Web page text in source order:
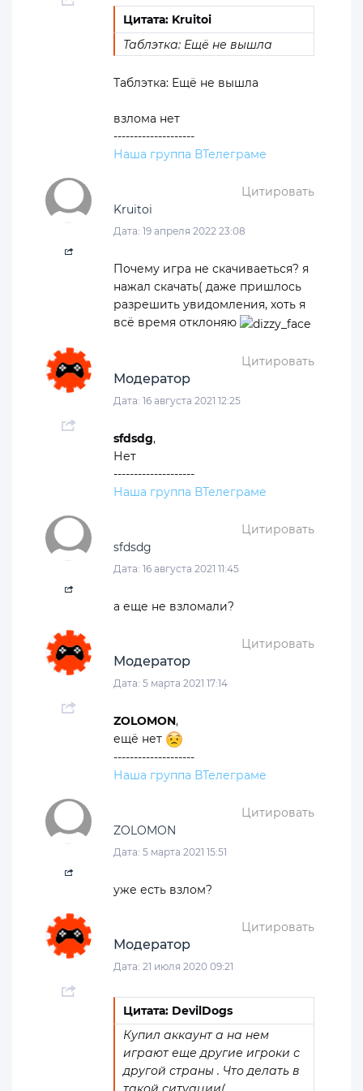
Цитата: Kruitoi
Таблэтка: Ещё не вышла
Таблэтка: Ещё не вышла
взлома нет
--------------------
Наша группа ВТелеграме
Цитировать
Kruitoi
Дата: 19 апреля 2022 23:08
Почему игра не скачиваеться? я
нажал скачать( даже пришлось
разрешить увидомления, хоть я
всё время отклоняю
Цитировать
Модератор
Дата: 16 августа 2021 12:25
sfdsdg,
Нет
--------------------
Наша группа ВТелеграме
Цитировать
sfdsdg
Дата: 16 августа 2021 11:45
а еще не взломали?
Цитировать
Модератор
Дата: 5 марта 2021 17:14
ZOLOMON,
ещё нет
--------------------
Наша группа ВТелеграме
Цитировать
ZOLOMON
Дата: 5 марта 2021 15:51
уже есть взлом?
Цитировать
Модератор
Дата: 21 июля 2020 09:21
Цитата: DevilDogs
Купил аккаунт а на нем
играют еще другие игроки с
другой страны . Что делать в